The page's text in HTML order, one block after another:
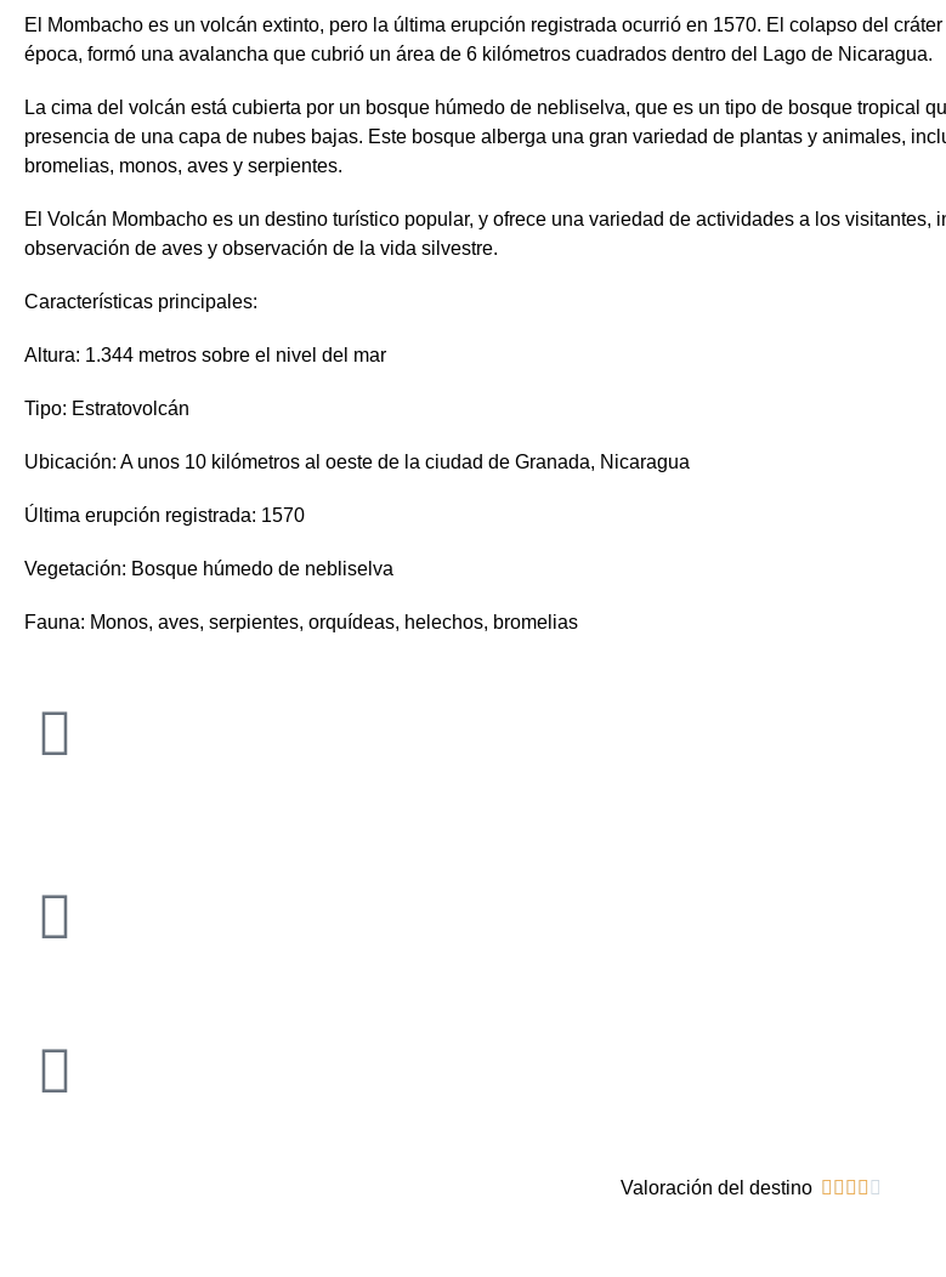
El Mombacho es un volcán extinto, pero la última erupción registrada ocurrió en 1570. El colapso del
época, formó una avalancha que cubrió un área de 6 kilómetros cuadrados dentro del Lago de Nicaragua.
La cima del volcán está cubierta por un bosque húmedo de nebliselva, que es un tipo de bosque tropical
presencia de una capa de nubes bajas. Este bosque alberga una gran variedad de plantas y animales,
bromelias, monos, aves y serpientes.
El Volcán Mombacho es un destino turístico popular, y ofrece una variedad de actividades a los visitantes,
observación de aves y observación de la vida silvestre.
Características principales:
Altura: 1.344 metros sobre el nivel del mar
Tipo: Estratovolcán
Ubicación: A unos 10 kilómetros al oeste de la ciudad de Granada, Nicaragua
Última erupción registrada: 1570
Vegetación: Bosque húmedo de nebliselva
Fauna: Monos, aves, serpientes, orquídeas, helechos, bromelias
Valoración del destino     